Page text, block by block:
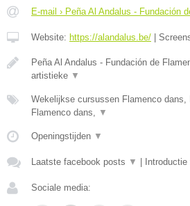
E-mail › Peña Al Andalus - Fundación
Website: https://alandalus.be/
Peña Al Andalus - Fundación de
artistieke ▼
Wekelijkse cursussen Flamenco dans,
Flamenco dans, ▼
Openingstijden ▼
Laatste facebook posts ▼
Sociale media: